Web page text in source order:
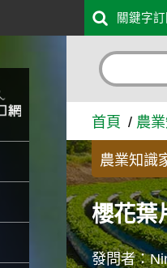
農業知識
關鍵字訂
首頁 農
農業知識
櫻花葉
發問者：